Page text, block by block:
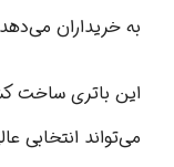
به خریداران
این باتری ساخت
می‌تواند انتخابی